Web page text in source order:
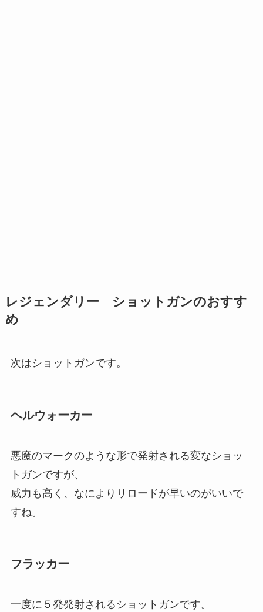
レジェンダリー ショットガンのおすす
め
次はショットガンです。
ヘルウォーカー
悪魔のマークのような形で発射される変なショッ
トガンですが、
威力も高く、なによりリロードが早いのがいいで
すね。
フラッカー
一度に５発発射されるショットガンです。